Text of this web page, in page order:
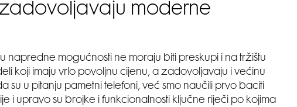
moderne
napredne mogućnosti ne moraju biti preskupi i na tržištu
koji imaju vrlo povoljnu cijenu, a zadovoljavaju i većinu
su u pitanju pametni telefoni, već smo naučili prvo baciti
i upravo su brojke i funkcionalnosti ključne riječi po kojima